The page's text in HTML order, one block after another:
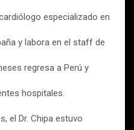
especializado en
y labora en el staff de
regresa a Perú y
hospitales.
el Dr. Chipa estuvo